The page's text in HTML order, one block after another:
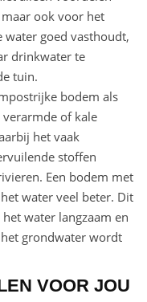
ook voor het
water goed vasthoudt,
drinkwater te
tuin.
bodem als
of kale
het vaak
stoffen
Een bodem met
water veel beter. Dit
water langzaam en
grondwater wordt
VOOR JOU